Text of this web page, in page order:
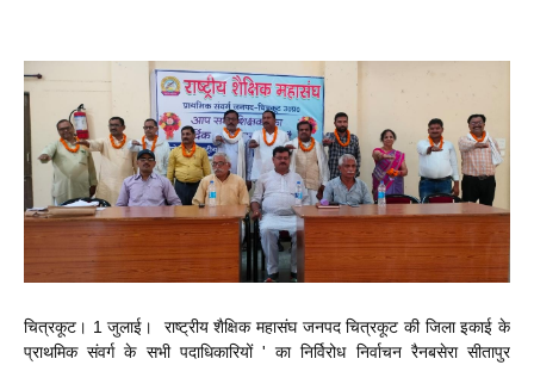
चित्रकूट। 1 जुलाई। राष्ट्रीय शैक्षिक महासंघ जनपद चित्रकूट की जिला इकाई के
प्राथमिक संवर्ग के सभी पदाधिकारियों ' का निर्विरोध निर्वाचन रैनबसेरा सीतापुर